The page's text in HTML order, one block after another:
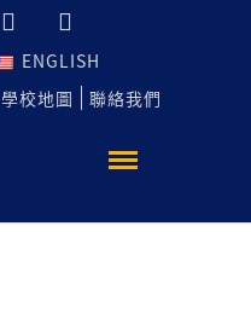
ENGLISH
學校地圖 聯絡我們